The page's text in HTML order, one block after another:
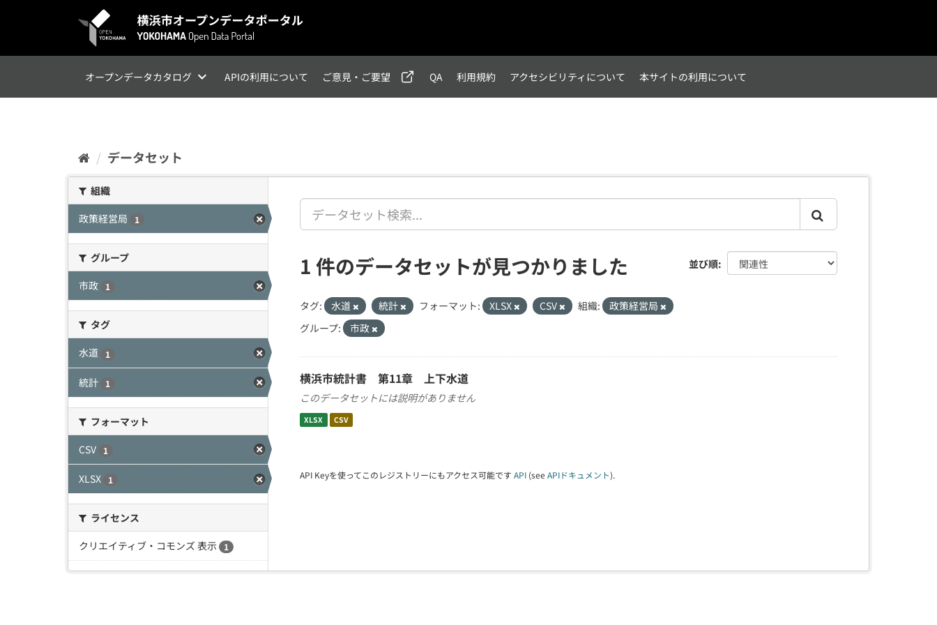
オープンデータカタログ APIの利用について ご意見・ご要望 QA 利用規約 アクセシビリティについて 本サイトの利用について
データセット
組織
政策経営局
1
グループ
市政
1
タグ
水道
1
統計 1
フォーマット
CSV
1
XLSX 1
ライセンス
クリエイティブ・コモンズ 表示
1
並び順
1 件のデータセットが見つかりました
タグ: 水道 統計 フォーマット: XLSX CSV 組織:
政策経営局
グループ:
市政
横浜市統計書 第11章 上下水道
このデータセットには説明がありません
XLSX CSV
API Keyを使ってこのレジストリーにもアクセス可能です API (see APIドキュメント).